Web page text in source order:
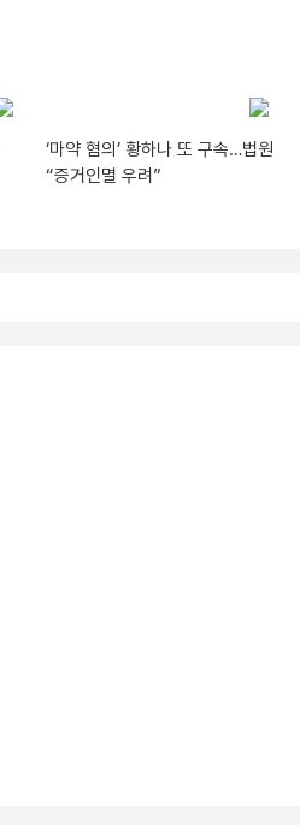
‘마약 혐의’ 황하나 또 구속…법원
“증거인멸 우려”